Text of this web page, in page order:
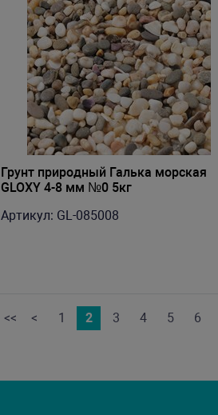
Грунт природный Галька морская
GLOXY 4-8 мм №0 5кг
Артикул: GL-085008
<< < 1 2 3 4 5 6